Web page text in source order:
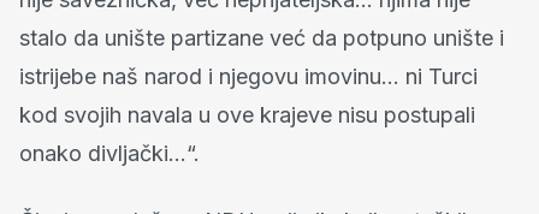
stalo da unište partizane već da potpuno unište i
istrijebe naš narod i njegovu imovinu… ni Turci
kod svojih navala u ove krajeve nisu postupali
onako divljački…“.